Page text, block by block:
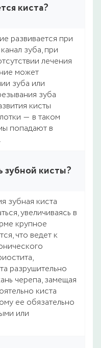
киста?
развивается при
зуба, при
лечения
может
зуба или
зуба
кисты
― в таком
попадают в
зубной кисты?
зубная киста
увеличиваясь в
крупное
что ведет к
разрушительно
черепа, замещая
киста
ее обязательно
или